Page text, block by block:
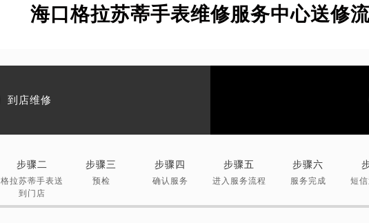
海口格拉苏蒂手表维修服务中心送修
到店维修
步骤二
格拉苏蒂手表送
到门店
步骤三
预检
步骤四
确认服务
步骤五
进入服务流程
步骤六
服务完成 短